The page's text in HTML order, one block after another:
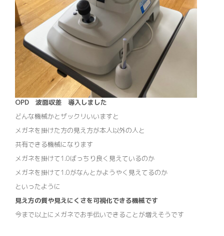
OPD 波面収差
導入しました
どんな機械かとザックリいいますと
メガネを掛けた方の見え方が本人以外の人と
共有できる機械になります
メガネを掛けて1.0ばっちり良く見えているのか
メガネを掛けて1.0がなんとかようやく見えてるのか
といったように
見え方の質や見えにくさを可視化できる機械です
今まで以上にメガネでお手伝いできることが増えそうです